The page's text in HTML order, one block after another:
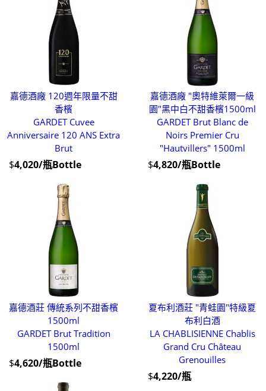
嘉德酒廠 120週年限量不甜
香檳
GARDET Cuvee
Anniversaire 120 ANS Extra
Brut
$4,020/瓶Bottle
嘉德酒廠 "奧特維萊爾一級
園"黑中白不甜香檳1500ml
GARDET Brut Blanc de
Noirs Premier Cru
"Hautvillers" 1500ml
$4,820/瓶Bottle
嘉德酒莊 傳統系列不甜香檳
1500ml
GARDET Brut Tradition
1500ml
$4,620/瓶Bottle
夏布利酒莊 "青蛙園"特級夏
布利白酒
LA CHABLISIENNE Chablis
Grand Cru Château
Grenouilles
$4,220/瓶